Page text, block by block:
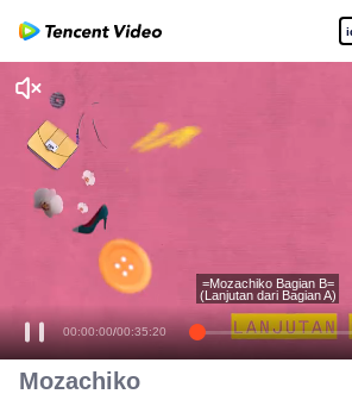
00:00:00/00:35:20
=Mozachiko Bagian B=
(Lanjutan dari Bagian A)
Mozachiko